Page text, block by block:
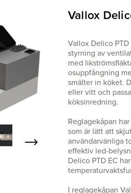
Vallox
Vallox Delico
styrning av
med
osuppfångning
smälter in köket.
eller vitt och
köksinredning.
Reglagekåpan
som är lätt att
användarvänliga
effektiv led-
Delico PTD EC
I reglagekåpan